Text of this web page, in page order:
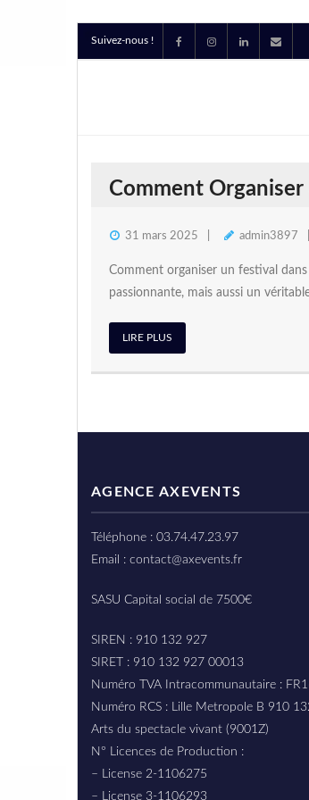
Suivez-nous !
Comment
31 mars 2025 admin3897
Comment organiser un festival
passionnante, mais aussi un
LIRE PLUS
AGENCE AXEVENTS
Téléphone : 03.74.47.23.97
Email : contact@axevents.fr
SASU Capital social de 7500€
SIREN : 910 132 927
SIRET : 910 132 927 00013
Numéro TVA Intracommunautaire :
Numéro RCS : Lille Metropole B 910
Arts du spectacle vivant (9001Z)
N° Licences de Production :
– License 2-1106275
– License 3-1106293